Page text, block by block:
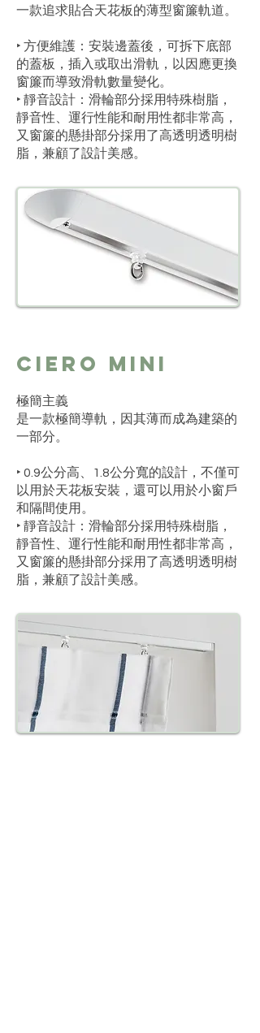
一款追求貼合天花板的薄型窗簾軌道。
‣ 方便維護：安裝邊蓋後，可拆下底部
的蓋板，插入或取出滑軌，以因應更換
窗簾而導致滑軌數量變化。
‣ 靜音設計：滑輪部分採用特殊樹脂，
靜音性、運行性能和耐用性都非常高，
又窗簾的懸掛部分採用了高透明透明樹
脂，兼顧了設計美感。
Ciero Mini
極簡主義
是一款極簡導軌，因其薄而成為建築的
一部分。
‣ 0.9公分高、1.8公分寬的設計，不僅可
以用於天花板安裝，還可以用於小窗戶
和隔間使用。
‣ 靜音設計：滑輪部分採用特殊樹脂，
靜音性、運行性能和耐用性都非常高，
又窗簾的懸掛部分採用了高透明透明樹
脂，兼顧了設計美感。